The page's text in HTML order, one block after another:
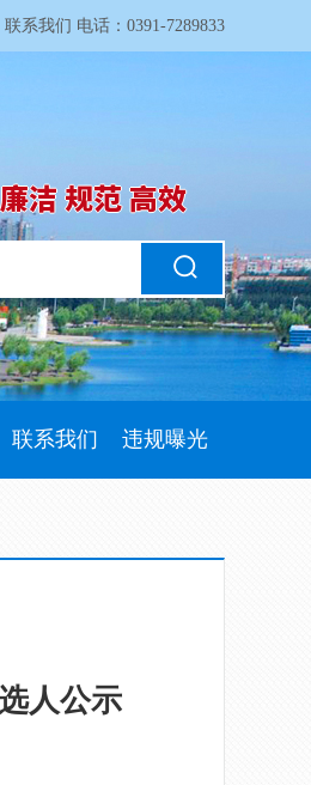
联系我们 电话：0391-7289833
洁 规范 高效
联系我们 违规曝光
人公示